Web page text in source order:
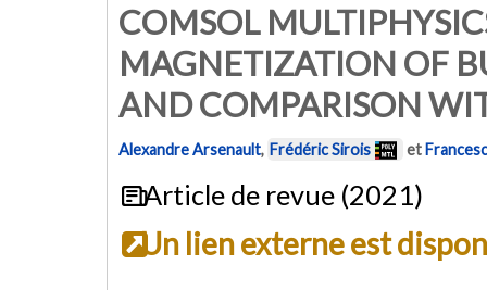
COMSOL
MAGNETIZATION OF
AND COMPARISON
Alexandre Arsenault, Frédéric Sirois et
Article de revue (2021)
Un lien externe est